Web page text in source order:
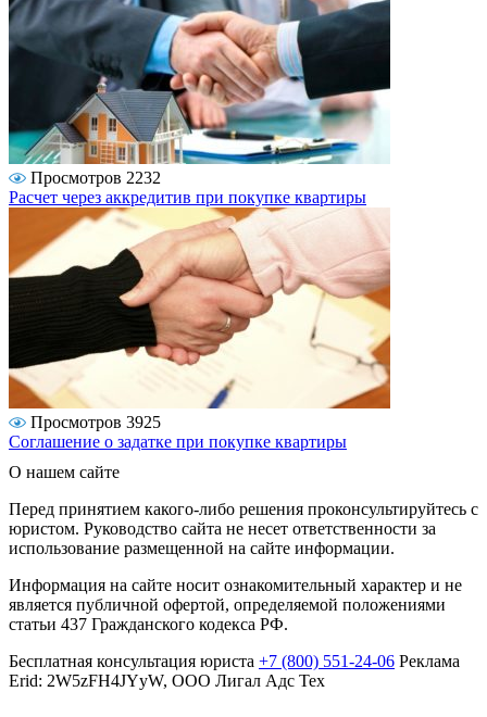
Просмотров 2232
Расчет через аккредитив при покупке квартиры
Просмотров 3925
Соглашение о задатке при покупке квартиры
О нашем сайте
Перед принятием какого-либо решения проконсультируйтесь с
юристом. Руководство сайта не несет ответственности за
использование размещенной на сайте информации.
Информация на сайте носит ознакомительный характер и не
является публичной офертой, определяемой положениями
статьи 437 Гражданского кодекса РФ.
Бесплатная консультация юриста +7 (800) 551-24-06 Реклама
Erid: 2W5zFH4JYyW, ООО Лигал Адс Тех